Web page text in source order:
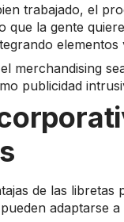
trabajado, el
que la gente
merchandising
publicidad
de las
adaptarse